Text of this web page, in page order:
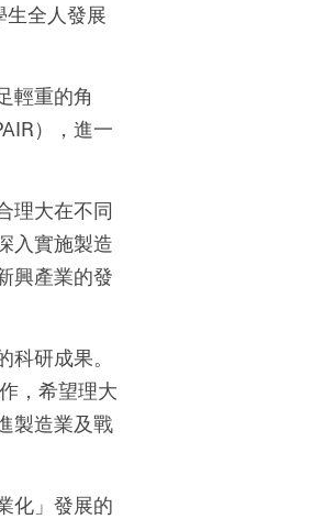
生全人發展
輕重的角
），進一
理大在不同
入實施製造
興產業的發
研成果。
，希望理大
製造業及戰
化」發展的